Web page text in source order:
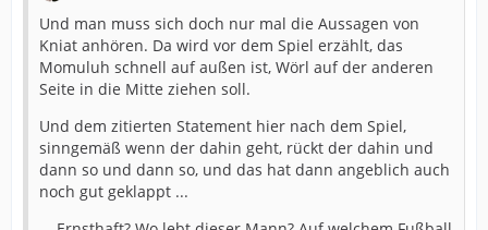
Und man muss sich doch nur mal die Aussagen von
Kniat anhören. Da wird vor dem Spiel erzählt, das
Momuluh schnell auf außen ist, Wörl auf der anderen
Seite in die Mitte ziehen soll.
Und dem zitierten Statement hier nach dem Spiel,
sinngemäß wenn der dahin geht, rückt der dahin und
dann so und dann so, und das hat dann angeblich auch
noch gut geklappt ...